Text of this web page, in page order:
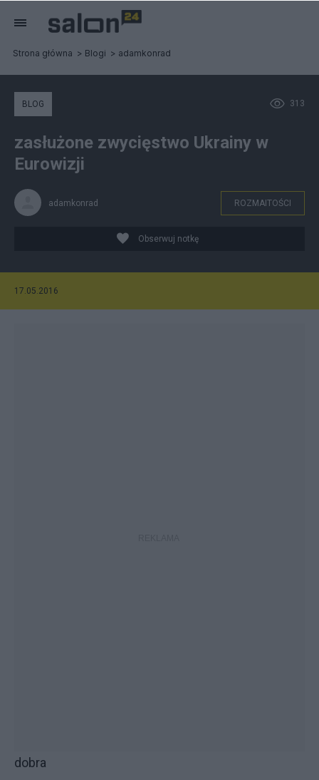
Strona główna Blogi adamkonrad
313
BLOG
zasłużone zwycięstwo Ukrainy w
Eurowizji
adamkonrad ROZMAITOŚCI
Obserwuj notkę
17.05.2016
dobra